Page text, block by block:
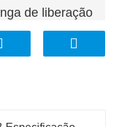
de liberação
liberação é